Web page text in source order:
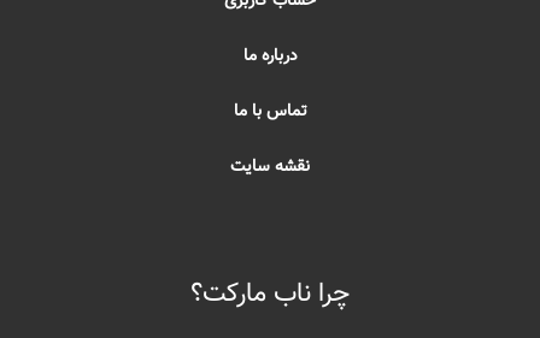
درباره ما
تماس با ما
نقشه سایت
چرا ناب مارکت؟